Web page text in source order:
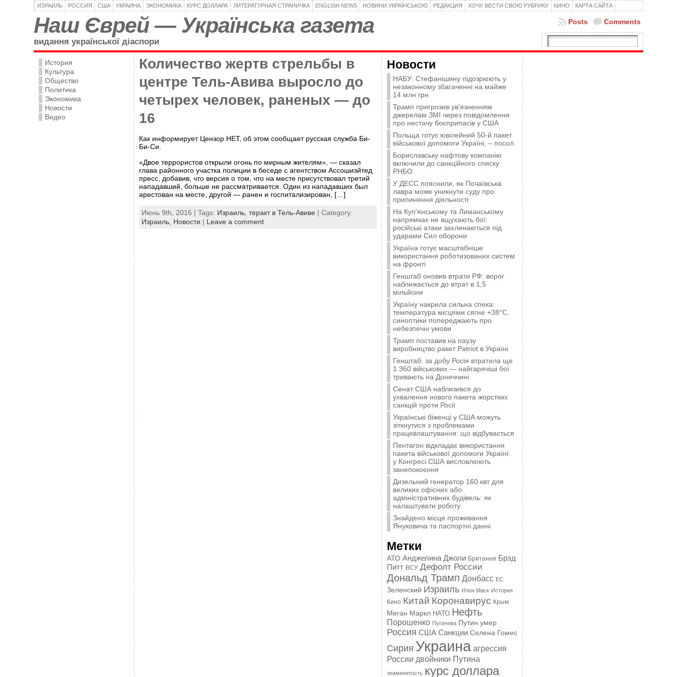
ИЗРАИЛЬ РОССИЯ США УКРАИНА ЭКОНОМИКА КУРС ДОЛЛАРА ЛИТЕРАТУРНАЯ СТРАНИЧКА ENGLISH NEWS НОВИНИ УКРАЇНСЬКОЮ РЕДАКЦИЯ ХОЧУ ВЕСТИ СВОЮ РУБРИКУ КИНО КАРТА САЙТА
Наш Єврей — Українська газета
видання української діаспори
Comments
Posts
История
Культура
Общество
Политика
Экономика
Новости
Видео
Количество жертв стрельбы в
центре Тель-Авива выросло до
четырех человек, раненых — до
16
Как информирует Цензор.НЕТ, об этом сообщает русская служба Би-
Би-Си.
«Двое террористов открыли огонь по мирным жителям», — сказал
глава районного участка полиции в беседе с агентством Ассошиэйтед
пресс, добавив, что версия о том, что на месте присутствовал третий
нападавший, больше не рассматривается. Один из нападавших был
арестован на месте, другой — ранен и госпитализирован, […]
Июнь 9th, 2016 | Tags: Израиль теракт в Тель-Авиве | Category:
Израиль, Новости | Leave a comment
Новости
НАБУ: Стефанішину підозрюють у
незаконному збагаченні на майже
14 млн грн
Трамп пригрозив ув'язненням
джерелам ЗМІ через повідомлення
про нестачу боєприпасів у США
Польща готує ювілейний 50-й пакет
військової допомоги Україні, – посол
Бориславську нафтову компанію
включили до санкційного списку
РНБО
У ДЕСС пояснили, як Почаївська
лавра може уникнути суду про
припинення діяльності
На Куп'янському та Лиманському
напрямках не вщухають бої:
російські атаки захлинаються під
ударами Сил оборони
Україна готує масштабніше
використання роботизованих систем
на фронті
Генштаб оновив втрати РФ: ворог
наближається до втрат в 1,5
мільйони
Україну накрила сильна спека:
температура місцями сягне +38°C,
синоптики попереджають про
небезпечні умови
Трамп поставив на паузу
виробництво ракет Patriot в Україні
Генштаб: за добу Росія втратила ще
1 360 військових — найгарячіші бої
тривають на Донеччині
Сенат США наблизився до
ухвалення нового пакета жорстких
санкцій проти Росії
Українські біженці у США можуть
зіткнутися з проблемами
працевлаштування: що відбувається
Пентагон відкладає використання
пакета військової допомоги Україні:
у Конгресі США висловлюють
занепокоєння
Дизельний генератор 160 квт для
великих офісних або
адміністративних будівель: як
налаштувати роботу
Знайдено місце проживання
Януковича та паспортні данні
Метки
АТО Анджелина Джоли Британия Брэд
Питт ВСУ Дефолт России
Дональд Трамп Донбасс ЕС
Зеленский Израиль Илон Маск История
Кино Китай Коронавирус Крым
Меган Маркл НАТО Нефть
Порошенко Пугачева Путин умер
Россия США Санкции Селена Гомес
Сирия Украина агрессия
России двойники Путина
знаменитость курс доллара